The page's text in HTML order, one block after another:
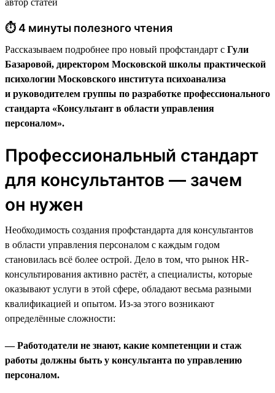
⏱ 4 минуты полезного чтения
Рассказываем подробнее про новый профстандарт с Гули
Базаровой, директором Московской школы практической
психологии Московского института психоанализа
и руководителем группы по разработке профессионального
стандарта «Консультант в области управления
персоналом».
Профессиональный стандарт
для консультантов — зачем
он нужен
Необходимость создания профстандарта для консультантов
в области управления персоналом с каждым годом
становилась всё более острой. Дело в том, что рынок HR-
консультирования активно растёт, а специалисты, которые
оказывают услуги в этой сфере, обладают весьма разными
квалификацией и опытом. Из-за этого возникают
определённые сложности:
— Работодатели не знают, какие компетенции и стаж
работы должны быть у консультанта по управлению
персоналом.